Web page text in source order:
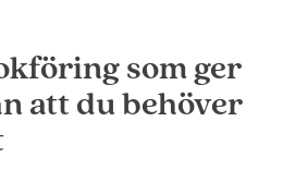
som ger
att du behöver